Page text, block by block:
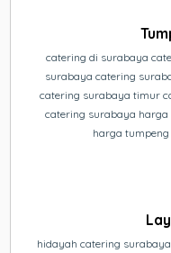
catering di surabaya
surabaya catering
catering surabaya timur
catering surabaya
harga
hidayah catering